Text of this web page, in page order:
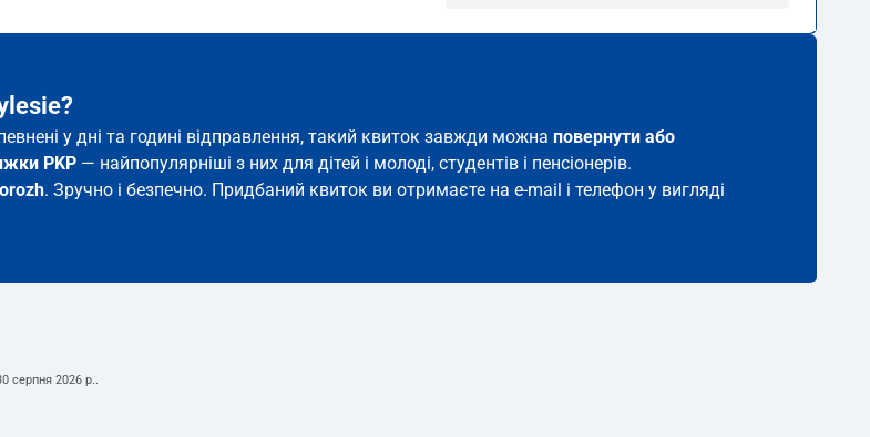
у дні та годині відправлення, такий квиток завжди можна повернути або
PKP — найпопулярніші з них для дітей і молоді, студентів і пенсіонерів.
. Зручно і безпечно. Придбаний квиток ви отримаєте на e-mail і телефон у вигляді
серпня 2026 р..